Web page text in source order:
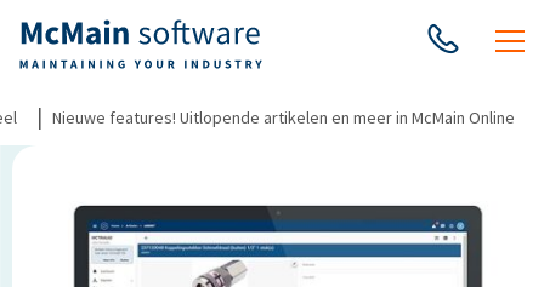
| Nieuwe features! Uitlopende artikelen en meer in McMain Online